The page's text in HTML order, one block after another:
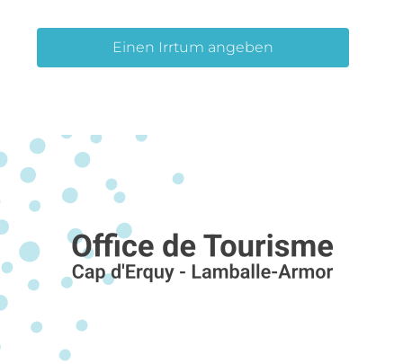
Einen Irrtum angeben